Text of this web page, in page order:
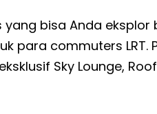
bisa Anda
para commuters LRT.
Sky Lounge,